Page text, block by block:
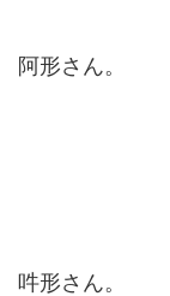
阿形さん。
吽形さん。